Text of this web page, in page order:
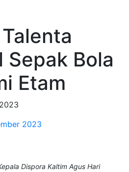
Sepak Bola
Etam
2023
Dispora Kaltim Agus Hari